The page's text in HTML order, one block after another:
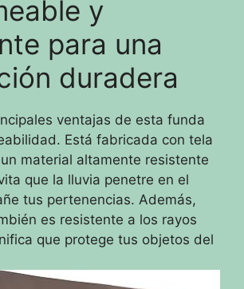
y
para una
duradera
ventajas de esta funda
Está fabricada con tela
material altamente resistente
que la lluvia penetre en el
tus pertenencias. Además,
es resistente a los rayos
que protege tus objetos del